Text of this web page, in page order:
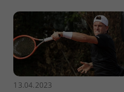
13.04.2023